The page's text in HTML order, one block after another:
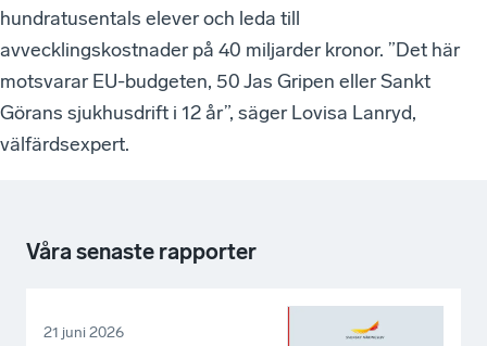
hundratusentals elever och leda till
avvecklingskostnader på 40 miljarder kronor. ”Det här
motsvarar EU-budgeten, 50 Jas Gripen eller Sankt
Görans sjukhusdrift i 12 år”, säger Lovisa Lanryd,
välfärdsexpert.
Våra senaste rapporter
21 juni 2026